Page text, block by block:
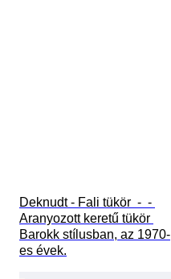
Deknudt - Fali tükör  -  -
Aranyozott keretű tükör
Barokk stílusban, az 1970-
es évek.